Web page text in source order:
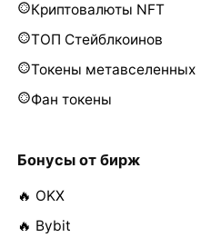
Криптовалюты NFT
ТОП Стейблкоинов
Токены метавселенных
Фан токены
Бонусы от бирж
🔥 OKX
🔥 Bybit